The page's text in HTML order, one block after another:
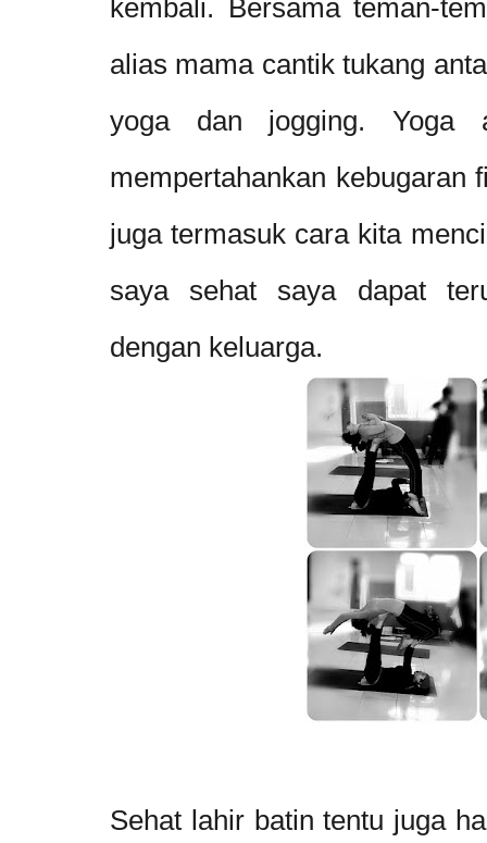
kembali. Bersama teman-
alias mama cantik tukang
yoga dan jogging. Yoga
mempertahankan kebugaran
juga termasuk cara kita
saya sehat saya dapat
dengan keluarga.
Sehat lahir batin tentu juga